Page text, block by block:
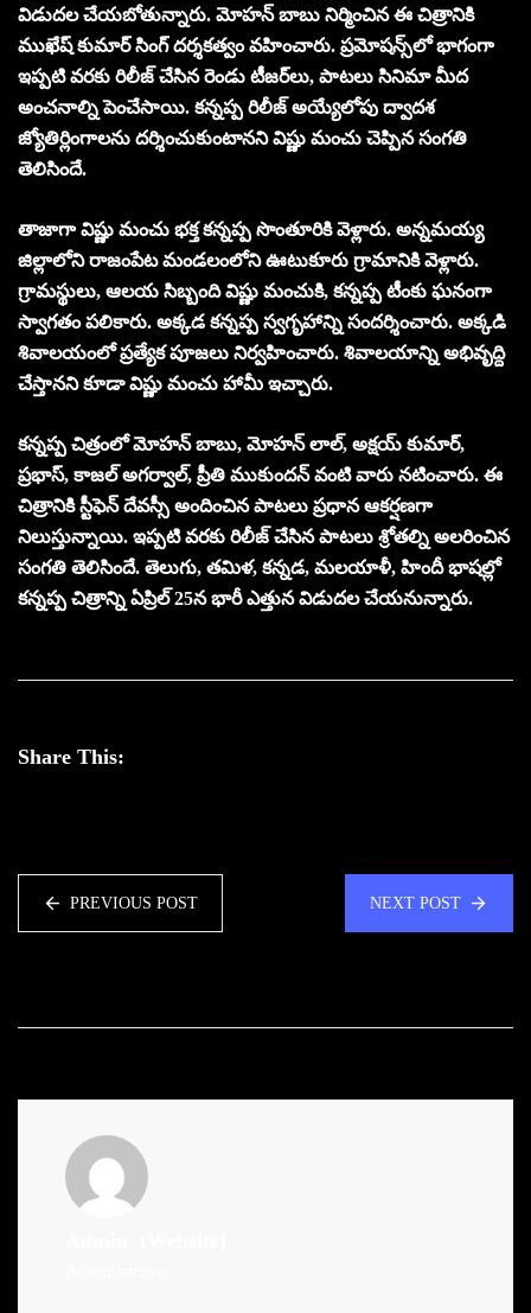
విడుదల చేయబోతున్నారు. మోహన్ బాబు నిర్మించిన ఈ చిత్రానికి
ముఖేష్ కుమార్ సింగ్ దర్శకత్వం వహించారు. ప్రమోషన్స్‌లో భాగంగా
ఇప్పటి వరకు రిలీజ్ చేసిన రెండు టీజర్‌లు, పాటలు సినిమా మీద
అంచనాల్ని పెంచేసాయి. కన్నప్ప రిలీజ్ అయ్యేలోపు ద్వాదశ
జ్యోతిర్లింగాలను దర్శించుకుంటానని విష్ణు మంచు చెప్పిన సంగతి
తెలిసిందే.
తాజాగా విష్ణు మంచు భక్త కన్నప్ప సొంతూరికి వెళ్లారు. అన్నమయ్య
జిల్లాలోని రాజంపేట మండలంలోని ఊటుకూరు గ్రామానికి వెళ్లారు.
గ్రామస్థులు, ఆలయ సిబ్బంది విష్ణు మంచుకి, కన్నప్ప టీంకు ఘనంగా
స్వాగతం పలికారు. అక్కడ కన్నప్ప స్వగృహాన్ని సందర్శించారు. అక్కడి
శివాలయంలో ప్రత్యేక పూజలు నిర్వహించారు. శివాలయాన్ని అభివృద్ది
చేస్తానని కూడా విష్ణు మంచు హామీ ఇచ్చారు.
కన్నప్ప చిత్రంలో మోహన్ బాబు, మోహన్ లాల్, అక్షయ్ కుమార్,
ప్రభాస్, కాజల్ అగర్వాల్, ప్రీతి ముకుందన్ వంటి వారు నటించారు. ఈ
చిత్రానికి స్టీఫెన్ దేవస్సీ అందించిన పాటలు ప్రధాన ఆకర్షణగా
నిలుస్తున్నాయి. ఇప్పటి వరకు రిలీజ్ చేసిన పాటలు శ్రోతల్ని అలరించిన
సంగతి తెలిసిందే. తెలుగు, తమిళ, కన్నడ, మలయాళీ, హిందీ భాషల్లో
కన్నప్ప చిత్రాన్ని ఏప్రిల్ 25న భారీ ఎత్తున విడుదల చేయనున్నారు.
Share This:
PREVIOUS POST NEXT POST